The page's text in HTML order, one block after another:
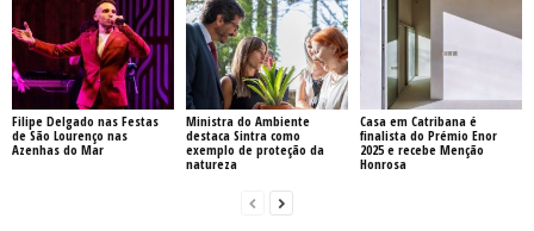
Filipe Delgado nas Festas
de São Lourenço nas
Azenhas do Mar
Ministra do Ambiente
destaca Sintra como
exemplo de proteção da
natureza
Casa em Catribana é
finalista do Prémio Enor
2025 e recebe Menção
Honrosa